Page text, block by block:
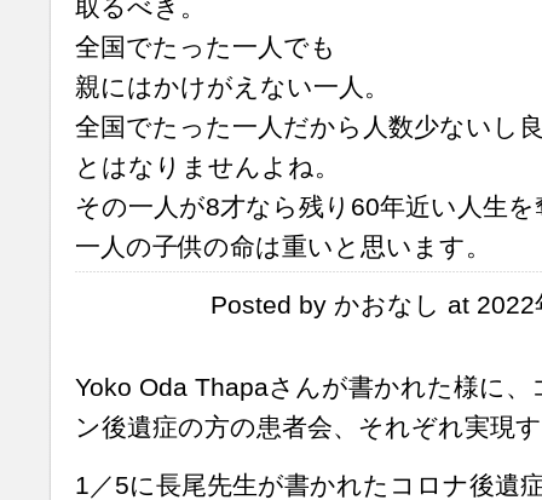
取るべき。
全国でたった一人でも
親にはかけがえない一人。
全国でたった一人だから人数少ないし
とはなりませんよね。
その一人が8才なら残り60年近い人生
一人の子供の命は重いと思います。
Posted by かおなし at
Yoko Oda Thapaさんが書かれた様に
ン後遺症の方の患者会、それぞれ実現
1／5に長尾先生が書かれたコロナ後遺